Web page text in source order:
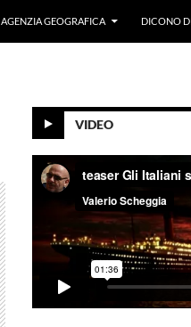
AGENZIA GEOGRAFICA DICONO
VIDEO